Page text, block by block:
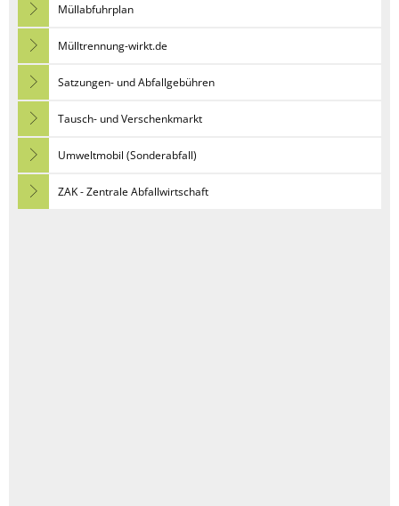
Müllabfuhrplan
Mülltrennung-wirkt.de
Satzungen- und Abfallgebühren
Tausch- und Verschenkmarkt
Umweltmobil (Sonderabfall)
ZAK - Zentrale Abfallwirtschaft